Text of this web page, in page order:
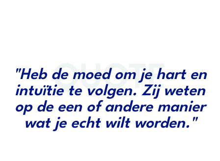
QUOTE
"Heb de moed om je hart en
intuïtie te volgen. Zij weten
op de een of andere manier
wat je echt wilt worden."